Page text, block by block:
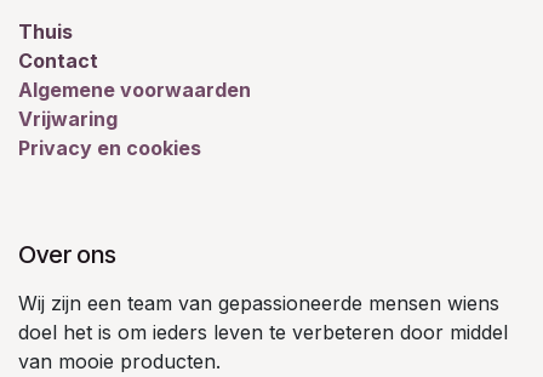
Thuis
Contact
Algemene voorwaarden
Vrijwaring
Privacy en cookies
Over ons
Wij zijn een team van gepassioneerde mensen wiens
doel het is om ieders leven te verbeteren door middel
van mooie producten.